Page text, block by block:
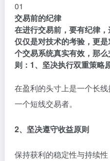
01
交易前的纪律
在进行交易前，要有纪律
仅仅是对技术的考验，更
个交易系统真实有效，那
则： 1、坚决执行双重策略
在盈利的头寸上是一个长
一个短线交易者。
2、坚决遵守收益原则
保持获利的稳定性与持续